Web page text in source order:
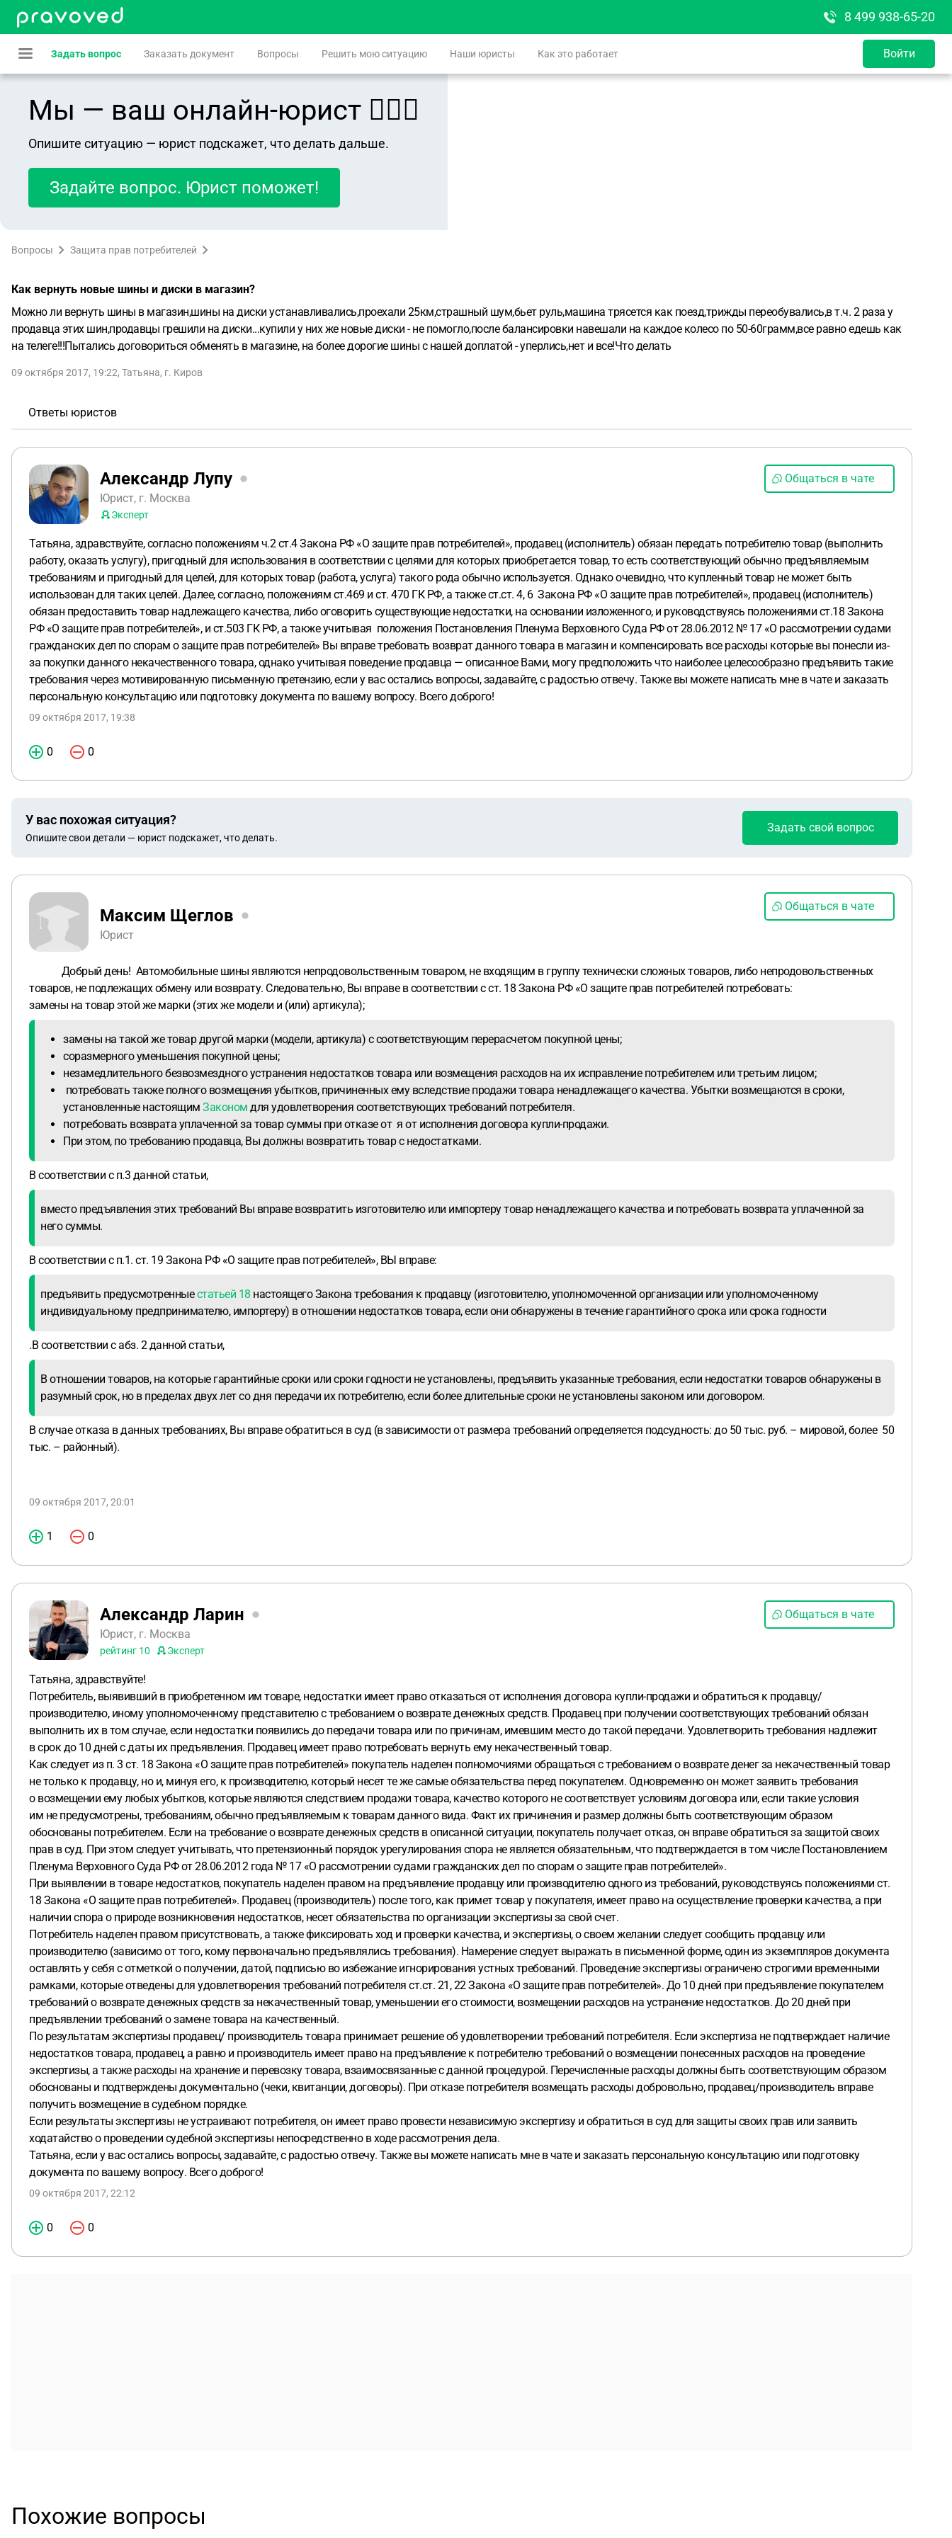
8 499 938-65-20
Задать вопрос Заказать документ Вопросы Решить мою ситуацию Наши юристы Как это работает Войти
Мы — ваш онлайн-юрист 👨🏻‍⚖️
Опишите ситуацию — юрист подскажет, что делать дальше.
Задайте вопрос. Юрист поможет!
Вопросы Защита прав потребителей
Как вернуть новые шины и диски в магазин?
Можно ли вернуть шины в магазин,шины на диски устанавливались,проехали 25км,страшный шум,бьет руль,машина трясется как поезд,трижды переобувались,в т.ч. 2 раза у
продавца этих шин,продавцы грешили на диски...купили у них же новые диски - не помогло,после балансировки навешали на каждое колесо по 50-60грамм,все равно едешь как
на телеге!!!Пытались договориться обменять в магазине, на более дорогие шины с нашей доплатой - уперлись,нет и все!Что делать
09 октября 2017, 19:22, Татьяна, г. Киров
Ответы юристов
Александр Лупу
Юрист, г. Москва
Эксперт
Общаться в чате
Татьяна, здравствуйте, согласно положениям ч.2 ст.4 Закона РФ «О защите прав потребителей», продавец (исполнитель) обязан передать потребителю товар (выполнить
работу, оказать услугу), пригодный для использования в соответствии с целями для которых приобретается товар, то есть соответствующий обычно предъявляемым
требованиям и пригодный для целей, для которых товар (работа, услуга) такого рода обычно используется. Однако очевидно, что купленный товар не может быть
использован для таких целей. Далее, согласно, положениям ст.469 и ст. 470 ГК РФ, а также ст.ст. 4, 6 Закона РФ «О защите прав потребителей», продавец (исполнитель)
обязан предоставить товар надлежащего качества, либо оговорить существующие недостатки, на основании изложенного, и руководствуясь положениями ст.18 Закона
РФ «О защите прав потребителей», и ст.503 ГК РФ, а также учитывая положения Постановления Пленума Верховного Суда РФ от 28.06.2012 № 17 «О рассмотрении судами
гражданских дел по спорам о защите прав потребителей» Вы вправе требовать возврат данного товара в магазин и компенсировать все расходы которые вы понесли из-
за покупки данного некачественного товара, однако учитывая поведение продавца — описанное Вами, могу предположить что наиболее целесообразно предъявить такие
требования через мотивированную письменную претензию, если у вас остались вопросы, задавайте, с радостью отвечу. Также вы можете написать мне в чате и заказать
персональную консультацию или подготовку документа по вашему вопросу. Всего доброго!
09 октября 2017, 19:38
0 0
У вас похожая ситуация?
Опишите свои детали — юрист подскажет, что делать.
Задать свой вопрос
Максим Щеглов
Юрист
Общаться в чате
Добрый день! Автомобильные шины являются непродовольственным товаром, не входящим в группу технически сложных товаров, либо непродовольственных
товаров, не подлежащих обмену или возврату. Следовательно, Вы вправе в соответствии с ст. 18 Закона РФ «О защите прав потребителей потребовать:
замены на товар этой же марки (этих же модели и (или) артикула);
замены на такой же товар другой марки (модели, артикула) с соответствующим перерасчетом покупной цены;
соразмерного уменьшения покупной цены;
незамедлительного безвозмездного устранения недостатков товара или возмещения расходов на их исправление потребителем или третьим лицом;
потребовать также полного возмещения убытков, причиненных ему вследствие продажи товара ненадлежащего качества. Убытки возмещаются в сроки,
установленные настоящим Законом для удовлетворения соответствующих требований потребителя.
потребовать возврата уплаченной за товар суммы при отказе от я от исполнения договора купли-продажи.
При этом, по требованию продавца, Вы должны возвратить товар с недостатками.
В соответствии с п.3 данной статьи,
вместо предъявления этих требований Вы вправе возвратить изготовителю или импортеру товар ненадлежащего качества и потребовать возврата уплаченной за
него суммы.
В соответствии с п.1. ст. 19 Закона РФ «О защите прав потребителей», ВЫ вправе:
предъявить предусмотренныестатьей 18 настоящего Закона требования к продавцу (изготовителю, уполномоченной организации или уполномоченному
индивидуальному предпринимателю, импортеру) в отношении недостатков товара, если они обнаружены в течение гарантийного срока или срока годности
.В соответствии с абз. 2 данной статьи,
В отношении товаров, на которые гарантийные сроки или сроки годности не установлены, предъявить указанные требования, если недостатки товаров обнаружены в
разумный срок, но в пределах двух лет со дня передачи их потребителю, если более длительные сроки не установлены законом или договором.
В случае отказа в данных требованиях, Вы вправе обратиться в суд (в зависимости от размера требований определяется подсудность: до 50 тыс. руб. – мировой, более 50
тыс. – районный).
09 октября 2017, 20:01
1 0
Александр Ларин
Юрист, г. Москва
рейтинг 10 Эксперт
Общаться в чате
Татьяна, здравствуйте!
Потребитель, выявивший в приобретенном им товаре, недостатки имеет право отказаться от исполнения договора купли-продажи и обратиться к продавцу/
производителю, иному уполномоченному представителю с требованием о возврате денежных средств. Продавец при получении соответствующих требований обязан
выполнить их в том случае, если недостатки появились до передачи товара или по причинам, имевшим место до такой передачи. Удовлетворить требования надлежит
в срок до 10 дней с даты их предъявления. Продавец имеет право потребовать вернуть ему некачественный товар.
Как следует из п. 3 ст. 18 Закона «О защите прав потребителей» покупатель наделен полномочиями обращаться с требованием о возврате денег за некачественный товар
не только к продавцу, но и, минуя его, к производителю, который несет те же самые обязательства перед покупателем. Одновременно он может заявить требования
о возмещении ему любых убытков, которые являются следствием продажи товара, качество которого не соответствует условиям договора или, если такие условия
им не предусмотрены, требованиям, обычно предъявляемым к товарам данного вида. Факт их причинения и размер должны быть соответствующим образом
обоснованы потребителем. Если на требование о возврате денежных средств в описанной ситуации, покупатель получает отказ, он вправе обратиться за защитой своих
прав в суд. При этом следует учитывать, что претензионный порядок урегулирования спора не является обязательным, что подтверждается в том числе Постановлением
Пленума Верховного Суда РФ от 28.06.2012 года № 17 «О рассмотрении судами гражданских дел по спорам о защите прав потребителей».
При выявлении в товаре недостатков, покупатель наделен правом на предъявление продавцу или производителю одного из требований, руководствуясь положениями ст.
18 Закона «О защите прав потребителей». Продавец (производитель) после того, как примет товар у покупателя, имеет право на осуществление проверки качества, а при
наличии спора о природе возникновения недостатков, несет обязательства по организации экспертизы за свой счет.
Потребитель наделен правом присутствовать, а также фиксировать ход и проверки качества, и экспертизы, о своем желании следует сообщить продавцу или
производителю (зависимо от того, кому первоначально предъявлялись требования). Намерение следует выражать в письменной форме, один из экземпляров документа
оставлять у себя с отметкой о получении, датой, подписью во избежание игнорирования устных требований. Проведение экспертизы ограничено строгими временными
рамками, которые отведены для удовлетворения требований потребителя ст.ст. 21, 22 Закона «О защите прав потребителей». До 10 дней при предъявление покупателем
требований о возврате денежных средств за некачественный товар, уменьшении его стоимости, возмещении расходов на устранение недостатков. До 20 дней при
предъявлении требований о замене товара на качественный.
По результатам экспертизы продавец/ производитель товара принимает решение об удовлетворении требований потребителя. Если экспертиза не подтверждает наличие
недостатков товара, продавец, а равно и производитель имеет право на предъявление к потребителю требований о возмещении понесенных расходов на проведение
экспертизы, а также расходы на хранение и перевозку товара, взаимосвязанные с данной процедурой. Перечисленные расходы должны быть соответствующим образом
обоснованы и подтверждены документально (чеки, квитанции, договоры). При отказе потребителя возмещать расходы добровольно, продавец/производитель вправе
получить возмещение в судебном порядке.
Если результаты экспертизы не устраивают потребителя, он имеет право провести независимую экспертизу и обратиться в суд для защиты своих прав или заявить
ходатайство о проведении судебной экспертизы непосредственно в ходе рассмотрения дела.
Татьяна, если у вас остались вопросы, задавайте, с радостью отвечу. Также вы можете написать мне в чате и заказать персональную консультацию или подготовку
документа по вашему вопросу. Всего доброго!
09 октября 2017, 22:12
0 0
Похожие вопросы